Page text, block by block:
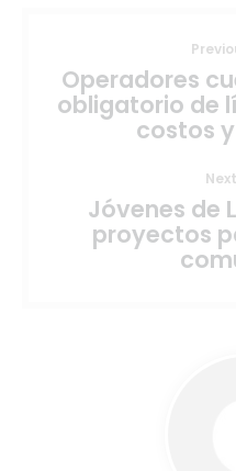
Operadores
obligatorio de
costos
Jóvenes de
proyectos